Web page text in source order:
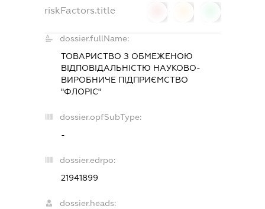
riskFactors.title
dossier.fullName:
ТОВАРИСТВО З ОБМЕЖЕНОЮ
ВІДПОВІДАЛЬНІСТЮ НАУКОВО-
ВИРОБНИЧЕ ПІДПРИЄМСТВО
"ФЛОРІС"
dossier.opfSubType:
-
dossier.edrpo:
21941899
dossier.heads: